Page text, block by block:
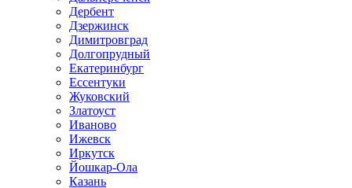
Дербент
Дзержинск
Димитровград
Долгопрудный
Екатеринбург
Ессентуки
Жуковский
Златоуст
Иваново
Ижевск
Иркутск
Йошкар-Ола
Казань